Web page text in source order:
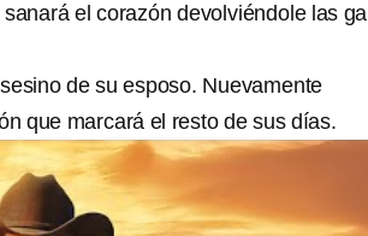
el corazón devolviéndole las
de su esposo. Nuevamente
que marcará el resto de sus días.